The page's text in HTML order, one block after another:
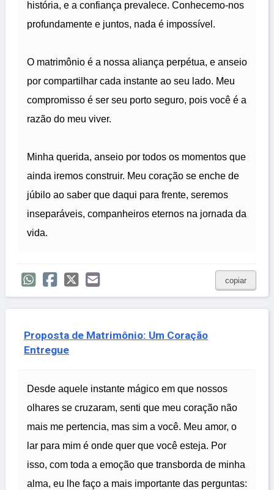
história, e a confiança prevalece. Conhecemo-nos
profundamente e juntos, nada é impossível.
O matrimônio é a nossa aliança perpétua, e anseio
por compartilhar cada instante ao seu lado. Meu
compromisso é ser seu porto seguro, pois você é a
razão do meu viver.
Minha querida, anseio por todos os momentos que
ainda iremos construir. Meu coração se enche de
júbilo ao saber que daqui para frente, seremos
inseparáveis, companheiros eternos na jornada da
vida.
copiar
Proposta de Matrimônio: Um Coração
Entregue
Desde aquele instante mágico em que nossos
olhares se cruzaram, senti que meu coração não
mais me pertencia, mas sim a você. Meu amor, o
lar para mim é onde quer que você esteja. Por
isso, com toda a emoção que transborda de minha
alma, eu lhe faço a mais importante das perguntas: